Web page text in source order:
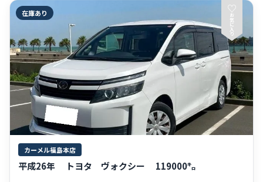
在庫あり ♡
お
気
に
入
り
カーメル福島本店
平成26年 トヨタ ヴォクシー 119000㌔